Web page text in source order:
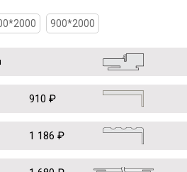
900*2000
910 ₽
1 186 ₽